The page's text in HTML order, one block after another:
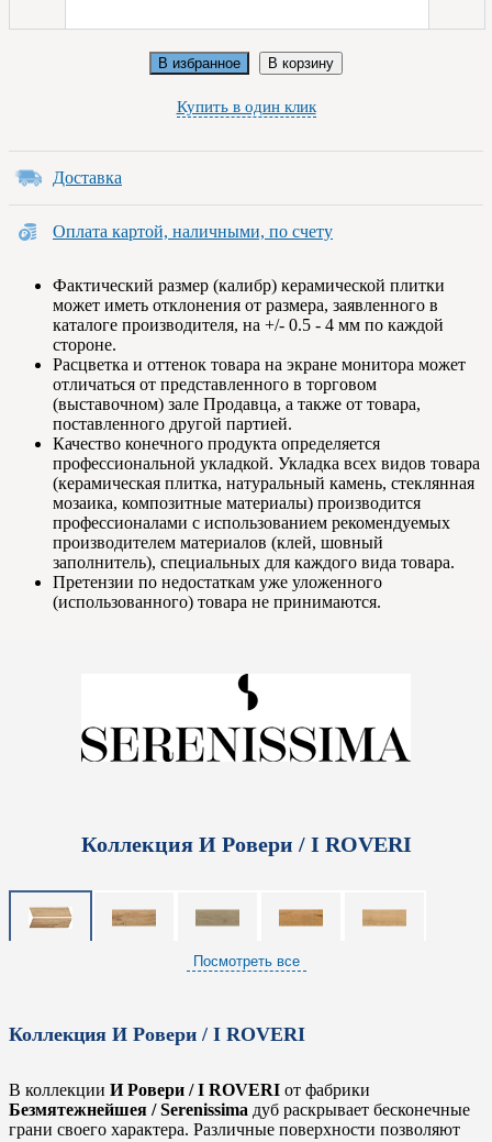
В избранное В корзину
Купить в один клик
Доставка
Оплата картой, наличными, по счету
Фактический размер (калибр) керамической плитки
может иметь отклонения от размера, заявленного в
каталоге производителя, на +/- 0.5 - 4 мм по каждой
стороне.
Расцветка и оттенок товара на экране монитора может
отличаться от представленного в торговом
(выставочном) зале Продавца, а также от товара,
поставленного другой партией.
Качество конечного продукта определяется
профессиональной укладкой. Укладка всех видов товара
(керамическая плитка, натуральный камень, стеклянная
мозаика, композитные материалы) производится
профессионалами с использованием рекомендуемых
производителем материалов (клей, шовный
заполнитель), специальных для каждого вида товара.
Претензии по недостаткам уже уложенного
(использованного) товара не принимаются.
Коллекция И Ровери / I ROVERI
Посмотреть все
Коллекция И Ровери / I ROVERI
В коллекции И Ровери / I ROVERI от фабрики
Безмятежнейшея / Serenissima дуб раскрывает бесконечные
грани своего характера. Различные поверхности позволяют